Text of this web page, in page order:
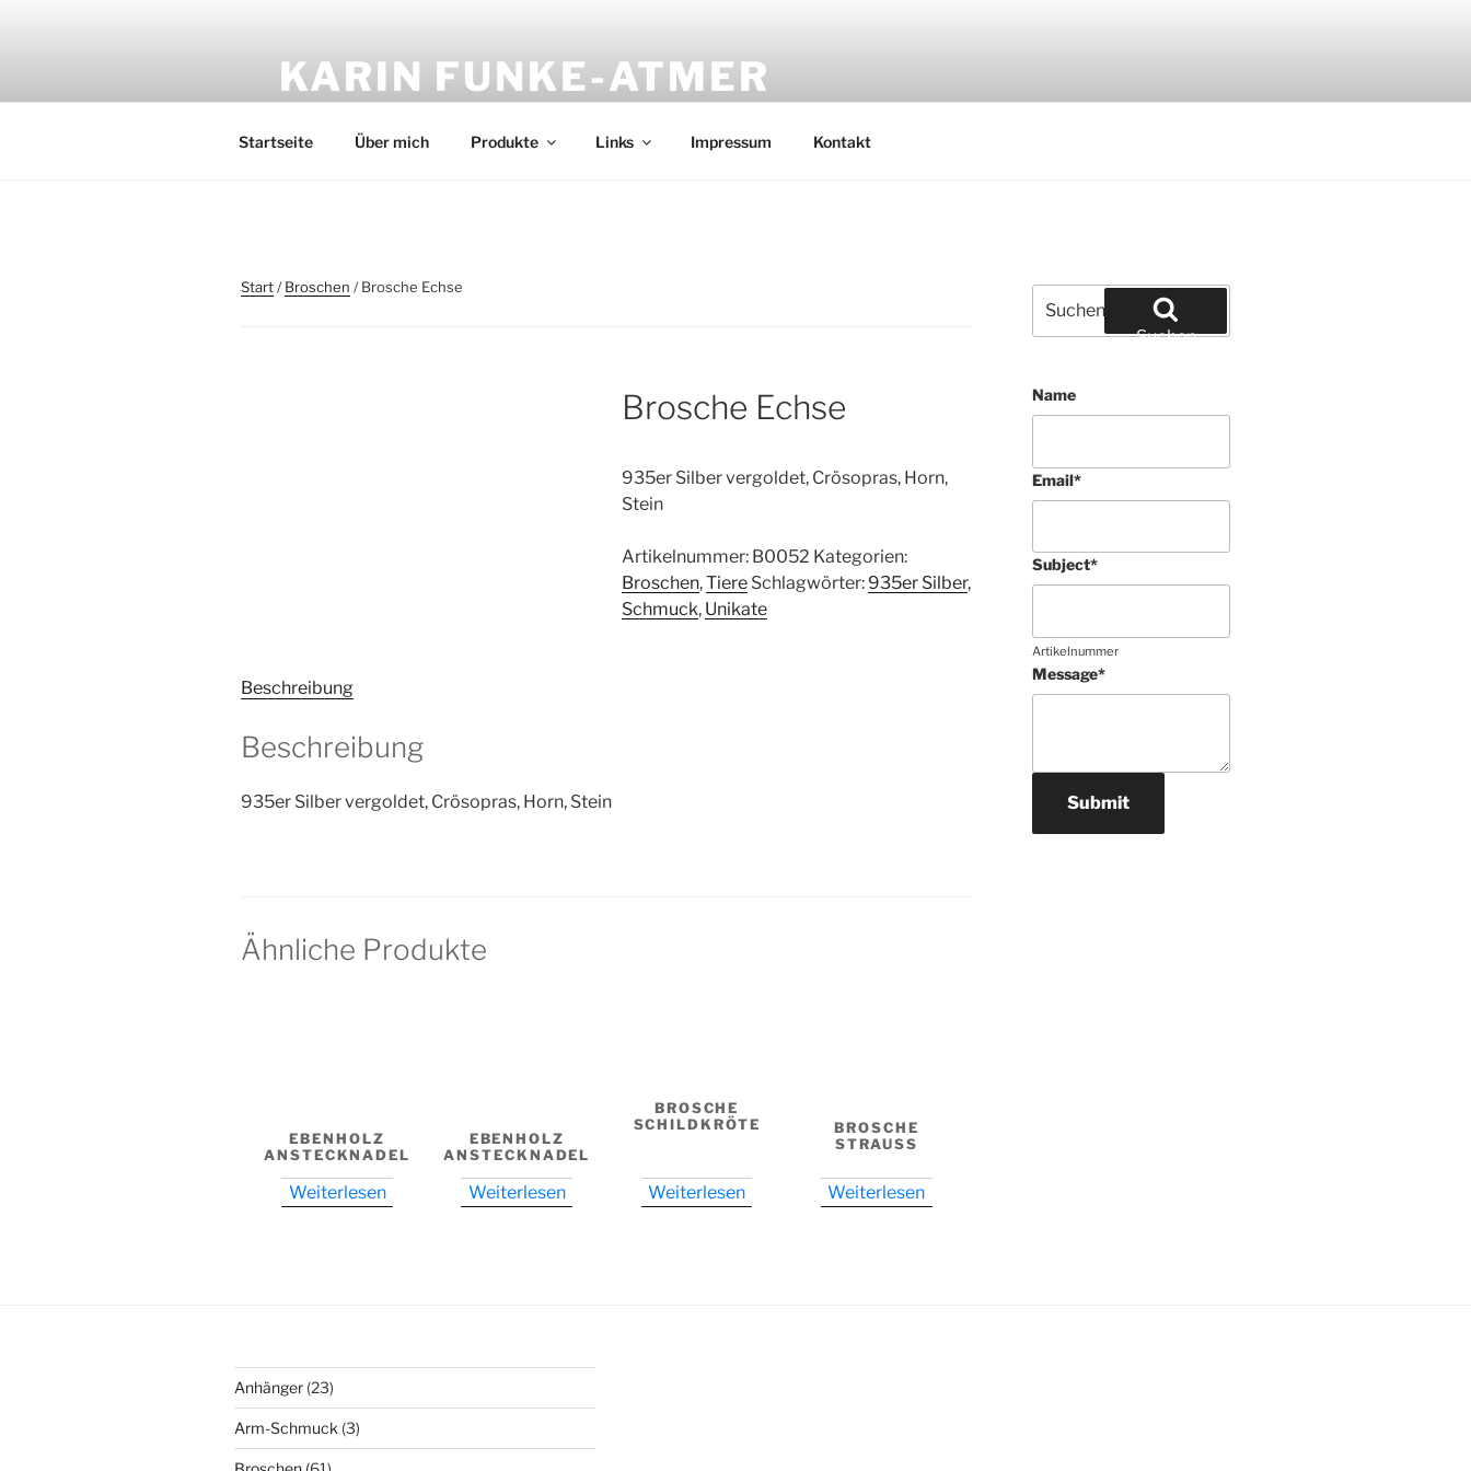
KARIN FUNKE-ATMER
Startseite Über mich Produkte Links Impressum Kontakt
Start/Broschen / Brosche Echse
Brosche Echse
935er Silber vergoldet, Crösopras, Horn,
Stein
Artikelnummer: B0052 Kategorien:
Broschen,Tiere Schlagwörter: 935er Silber,
Schmuck, Unikate
Beschreibung
Beschreibung
935er Silber vergoldet, Crösopras, Horn, Stein
Ähnliche Produkte
EBENHOLZ
ANSTECKNADEL
Weiterlesen
EBENHOLZ
ANSTECKNADEL
Weiterlesen
BROSCHE
SCHILDKRÖTE
Weiterlesen
BROSCHE
STRAUSS
Weiterlesen
nach:
Suchen
Name
Email*
Subject*
Artikelnummer
Message*
Submit
Anhänger 2323
Produkte
Arm-Schmuck 33
Produkte